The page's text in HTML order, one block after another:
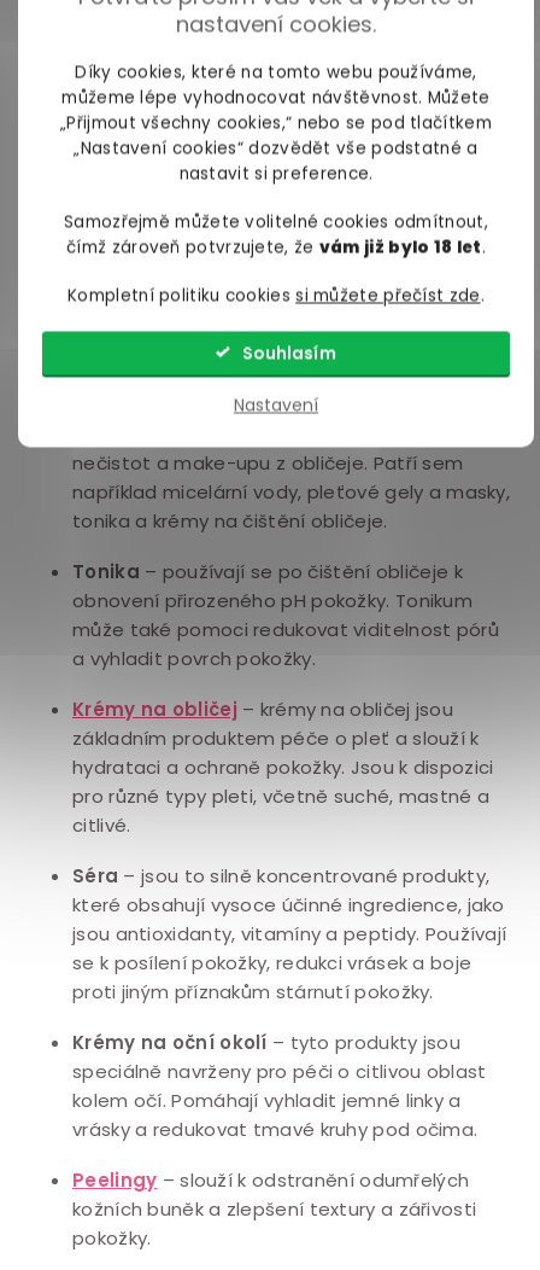
nastavení cookies.
Díky cookies, které na tomto webu používáme,
můžeme lépe vyhodnocovat návštěvnost. Můžete
„Přijmout všechny cookies,“ nebo se pod tlačítkem
„Nastavení cookies“ dozvědět vše podstatné a
nastavit si preference.
Samozřejmě můžete volitelné cookies odmítnout,
čímž zároveň potvrzujete, že vám již bylo 18 let.
Kompletní politiku cookiessi můžete přečíst zde.
Nastavení
Souhlasím
krásnou pokožku obličeje.
Správná péče o pleť vám nejenžepomáhá udržet
pleť zdravou a krásnou, ale také má dlouhodobé
výhody, jako je napříkladminimalizace stárnutí
. A kdo nechce vypadat déle mladší? Pleťová
kosmetika dokoncedokáže omezit problém s
akné a pupínky.
čemu slouží?
Existuje mnoho různých typů pleťové kosmetiky, ty
nejčastější jsou:
nečistot a make-upu z obličeje. Patří sem
například micelární vody, pleťové gely a masky,
tonika a krémy na čištění obličeje.
Tonika – používají se po čištění obličeje k
obnovení přirozeného pH pokožky. Tonikum
může také pomoci redukovat viditelnost pórů
a vyhladit povrch pokožky.
Krémy na obličej – krémy na obličej jsou
základním produktem péče o pleť a slouží k
hydrataci a ochraně pokožky. Jsou k dispozici
pro různé typy pleti, včetně suché, mastné a
citlivé.
Séra – jsou to silně koncentrované produkty,
které obsahují vysoce účinné ingredience, jako
jsou antioxidanty, vitamíny a peptidy. Používají
se k posílení pokožky, redukci vrásek a boje
proti jiným příznakům stárnutí pokožky.
Krémy na oční okolí – tyto produkty jsou
speciálně navrženy pro péči o citlivou oblast
kolem očí. Pomáhají vyhladit jemné linky a
vrásky a redukovat tmavé kruhy pod očima.
Peelingy – slouží k odstranění odumřelých
kožních buněk a zlepšení textury a zářivosti
pokožky.